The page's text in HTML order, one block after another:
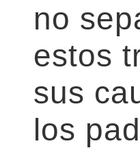
no
estos
sus
los